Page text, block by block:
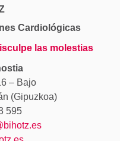
Cardiológicas
las molestias
– Bajo
(Gipuzkoa)
595